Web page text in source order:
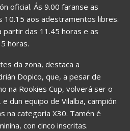
oficial. Ás 9.00 faranse as
10.15 aos adestramentos libres.
partir das 11.45 horas e as
horas.
da zona, destaca a
Dopico, que, a pesar de
na Rookies Cup, volverá ser o
dun equipo de Vilalba, campión
na categorìa X30. Tamén é
con cinco inscritas.